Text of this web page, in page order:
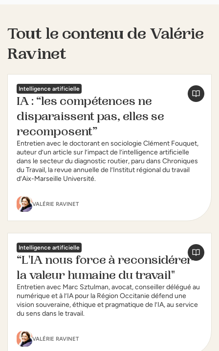
Tout le contenu de Valérie
Ravinet
Intelligence artificielle
IA : “les compétences ne
disparaissent pas, elles se
recomposent”
Entretien avec le doctorant en sociologie Clément Fouquet,
auteur d’un article sur l’impact de l’intelligence artificielle
dans le secteur du diagnostic routier, paru dans Chroniques
du Travail, la revue annuelle de l’Institut régional du travail
d’Aix-Marseille Université.
VALÉRIE RAVINET
Intelligence artificielle
“L'IA nous force à reconsidérer
la valeur humaine du travail"
Entretien avec Marc Sztulman, avocat, conseiller délégué au
numérique et à l’IA pour la Région Occitanie défend une
vision souveraine, éthique et pragmatique de l’IA, au service
du sens dans le travail.
VALÉRIE RAVINET